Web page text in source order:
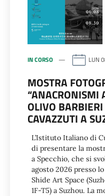
IN CORSO LUN
MOSTRA
“ANACRONISMI
OLIVO
CAVAZZUTI A
L’Istituto Italiano di
di presentare la
a Specchio, che si
agosto 2026 presso
Shide Art Space
1F-T5) a Suzhou. La